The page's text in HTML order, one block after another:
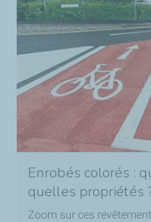
Enrobés colorés :
quelles propriétés
Zoom sur ces